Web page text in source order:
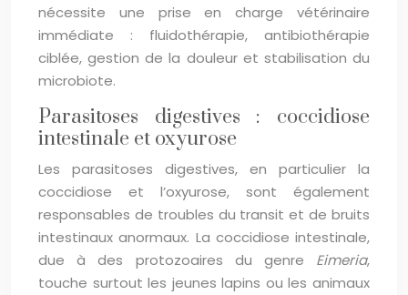
nécessite une prise en charge vétérinaire
immédiate : fluidothérapie, antibiothérapie
ciblée, gestion de la douleur et stabilisation du
microbiote.
Parasitoses digestives : coccidiose
intestinale et oxyurose
Les parasitoses digestives, en particulier la
coccidiose et l’oxyurose, sont également
responsables de troubles du transit et de bruits
intestinaux anormaux. La coccidiose intestinale,
due à des protozoaires du genre Eimeria,
touche surtout les jeunes lapins ou les animaux